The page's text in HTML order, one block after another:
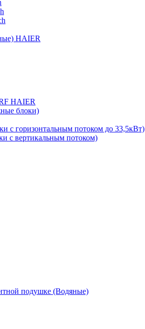
HAIER
HAIER
блоки)
с горизонтальным потоком до 33,5кВт)
с вертикальным потоком)
подушке (Водяные)